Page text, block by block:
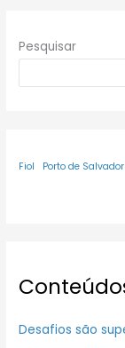
Pesquisar
Fiol Porto de Salvador
Desafios são